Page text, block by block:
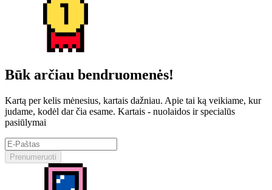
Būk arčiau bendruomenės!
Kartą per kelis mėnesius, kartais dažniau. Apie tai ką veikiame, kur
judame, kodėl dar čia esame. Kartais - nuolaidos ir specialūs
pasiūlymai
Prenumeruoti